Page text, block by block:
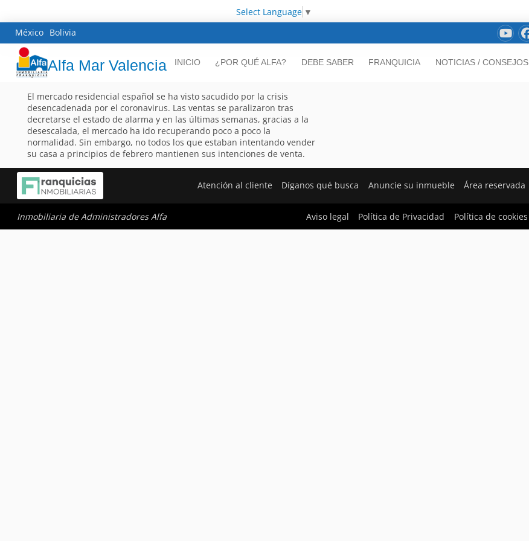
Select Language ▼
México Bolivia
Alfa Mar Valencia INICIO ¿POR QUÉ ALFA? DEBE SABER FRANQUICIA NOTICIAS / CONSEJOS
El mercado residencial español se ha visto sacudido por la crisis
desencadenada por el coronavirus. Las ventas se paralizaron tras
decretarse el estado de alarma y en las últimas semanas, gracias a la
desescalada, el mercado ha ido recuperando poco a poco la
normalidad. Sin embargo, no todos los que estaban intentando vender
su casa a principios de febrero mantienen sus intenciones de venta.
Atención al cliente Díganos qué busca Anuncie su inmueble Área reservada
Inmobiliaria de Administradores Alfa Aviso legal Política de Privacidad Política de cookies